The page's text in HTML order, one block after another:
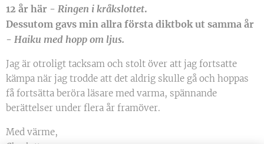
12 år här - Ringen i kråkslottet.
Dessutom gavs min allra första diktbok ut samma år
- Haiku med hopp om ljus.
Jag är otroligt tacksam och stolt över att jag fortsatte
kämpa när jag trodde att det aldrig skulle gå och hoppas
få fortsätta beröra läsare med varma, spännande
berättelser under flera år framöver.
Med värme,